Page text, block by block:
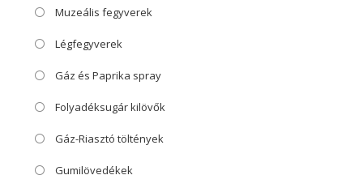
Muzeális fegyverek
Légfegyverek
Gáz és Paprika spray
Folyadéksugár kilövők
Gáz-Riasztó töltények
Gumilövedékek